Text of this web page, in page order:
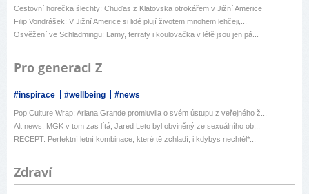
Cestovní horečka šlechty: Chuďas z Klatovska otrokářem v Jižní Americe
Filip Vondrášek: V Jižní Americe si lidé plují životem mnohem lehčeji,...
Osvěžení ve Schladmingu: Lamy, ferraty i koulovačka v létě jsou jen pá...
Pro generaci Z
#inspirace #wellbeing #news
Pop Culture Wrap: Ariana Grande promluvila o svém ústupu z veřejného ž...
Alt news: MGK v tom zas lítá, Jared Leto byl obviněný ze sexuálního ob...
RECEPT: Perfektní letní kombinace, které tě zchladí, i kdybys nechtěl*...
Zdraví